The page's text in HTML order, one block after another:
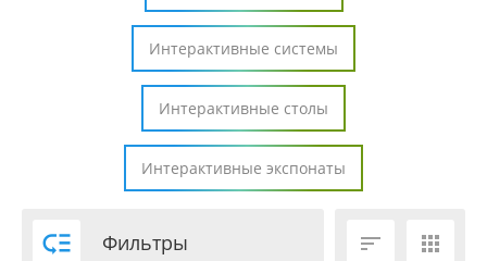
Интерактивные системы
Интерактивные столы
Интерактивные экспонаты
 Фильтры  